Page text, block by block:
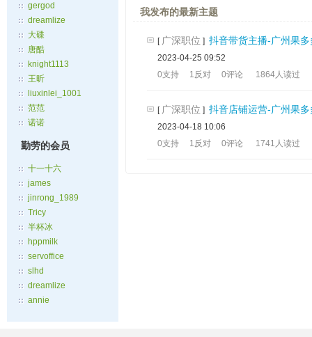
gergod
dreamlize
大碟
唐酷
knight1113
王昕
liuxinlei_1001
范范
诺诺
勤劳的会员
十一十六
james
jinrong_1989
Tricy
半杯冰
hppmilk
servoffice
slhd
dreamlize
annie
我发布的最新主题
[ 广深职位 ] 抖音带货主播-广州果
2023-04-25 09:52
0支持
1反对 0评论 1864人读过
[ 广深职位 ] 抖音店铺运营-广州果
2023-04-18 10:06
0支持
1反对 0评论 1741人读过